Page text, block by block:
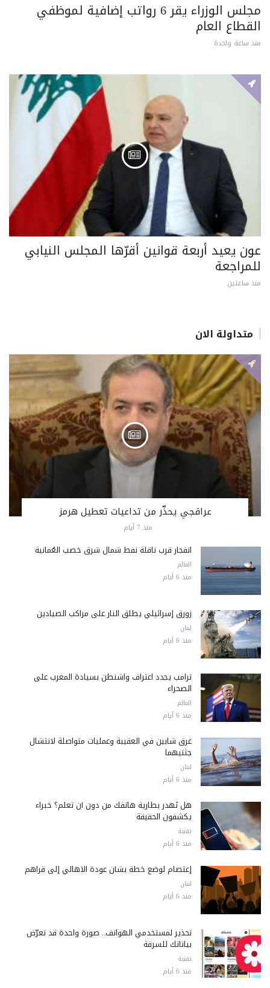
مجلس الوزراء يقر 6 رواتب إضافية لموظفي
القطاع العام
منذ ساعة واحدة
عون يعيد أربعة قوانين أقرّها المجلس النيابي
للمراجعة
منذ ساعتين
متداولة الان
عراقجي يحذّر من تداعيات تعطيل هرمز
منذ 7 أيام
انفجار قرب ناقلة نفط شمال شرق خصب العُمانية
العالم
منذ 6 أيام
زورق إسرائيلي يطلق النار على مراكب الصيادين
لبنان
منذ 6 أيام
ترامب يجدد اعتراف واشنطن بسيادة المغرب على
الصحراء
العالم
منذ 6 أيام
غرق شابين في العقيبة وعمليات متواصلة لانتشال
جثتيهما
لبنان
منذ 6 أيام
هل تُهدر بطارية هاتفك من دون أن تعلم؟ خبراء
يكشفون الحقيقة
تقنية
منذ 6 أيام
إعتصام لوضع خطة بشأن عودة الأهالي إلى قراهم
لبنان
منذ 6 أيام
تحذير لمستخدمي الهواتف.. صورة واحدة قد تعرّض
بياناتك للسرقة
تقنية
منذ 6 أيام